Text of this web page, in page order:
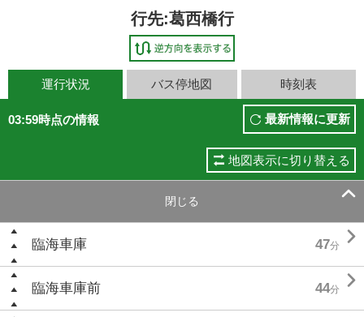
行先:葛西橋行
運行状況 バス停地図 時刻表
03:59時点の情報 最新情報に更新
地図表示に切り替える
閉じる 
臨海車庫 47分 
臨海車庫前 44分 